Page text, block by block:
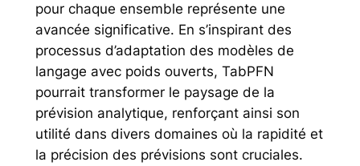
pour chaque ensemble représente une
avancée significative. En s’inspirant des
processus d’adaptation des modèles de
langage avec poids ouverts, TabPFN
pourrait transformer le paysage de la
prévision analytique, renforçant ainsi son
utilité dans divers domaines où la rapidité et
la précision des prévisions sont cruciales.